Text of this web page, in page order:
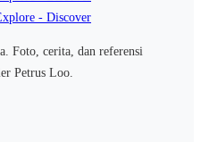
Foto, cerita, dan referensi
Petrus Loo.